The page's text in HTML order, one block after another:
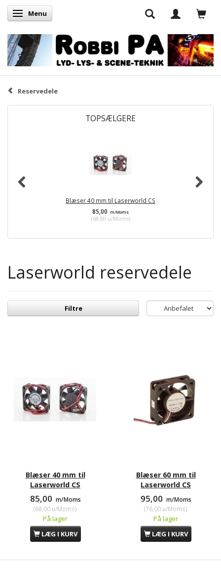
Skifte navigation
Menu
Reservedele
TOPSÆLGERE
Blæser 40 mm til Laserworld CS
85,00
m/Moms
(68,00 u/Moms)
Laserworld reservedele
Filtre
Blæser 40 mm til
Laserworld CS
85,00 m/Moms
(68,00 u/Moms)
På lager
LÆG I KURV
Blæser 60 mm til
Laserworld CS
95,00 m/Moms
(76,00 u/Moms)
På lager
LÆG I KURV